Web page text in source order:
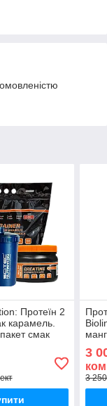
Протеїн 2
карамель.
смак
3
3